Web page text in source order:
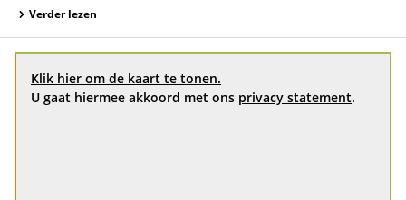
Verder lezen
Klik hier om de kaart te tonen.
U gaat hiermee akkoord met ons privacy statement.